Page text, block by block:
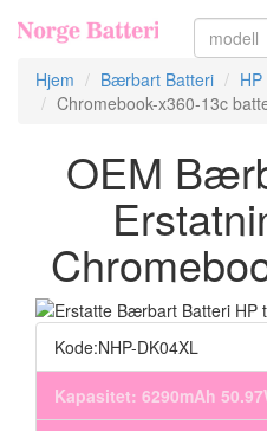
Hjem
Bærbart Batteri
HP
Chromebook-x360-13c
OEM
Kode:NHP-DK04XL
Kapasitet: 6290mAh